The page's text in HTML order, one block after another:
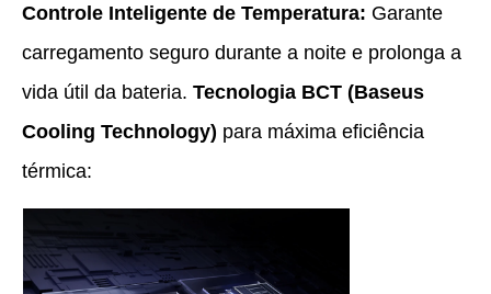
Controle Inteligente de Temperatura: Garante
carregamento seguro durante a noite e prolonga a
vida útil da bateria. Tecnologia BCT (Baseus
Cooling Technology) para máxima eficiência
térmica: